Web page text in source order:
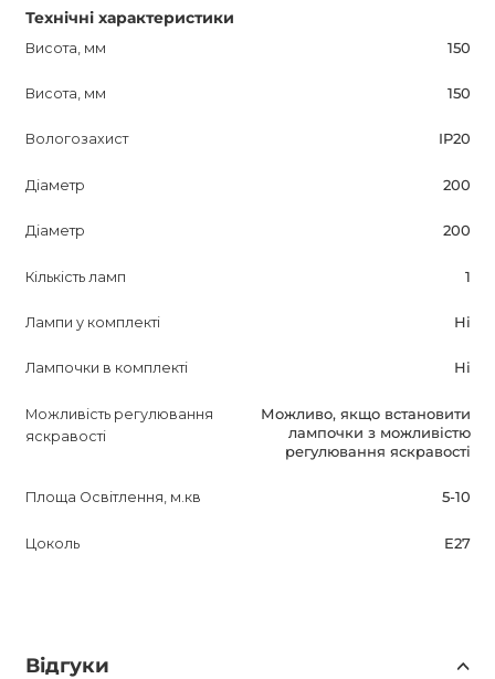
Технічні характеристики
Висота, мм 150
Висота, мм 150
Вологозахист IP20
Діаметр 200
Діаметр 200
Кількість ламп 1
Лампи у комплекті Ні
Лампочки в комплекті Ні
Можливість регулювання
яскравості
Можливо, якщо встановити
лампочки з можливістю
регулювання яскравості
Площа Освітлення, м.кв 5-10
Цоколь E27
Відгуки